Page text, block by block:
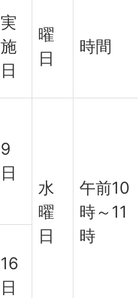
実
施
日
曜
日
時間
9
日
水
曜
日
午前10
時～11
時
16
日